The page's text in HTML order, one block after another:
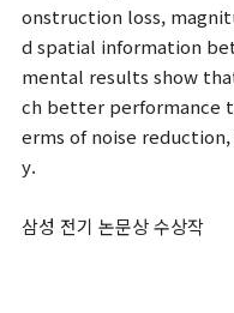
onstruction loss,
d spatial information
mental results show
ch better performance
erms of noise
y.
삼성 전기 논문상 수상작